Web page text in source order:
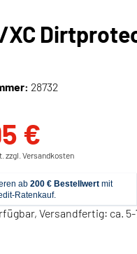
XC
28732
€
zzgl. Versandkosten
Versandfertig: ca.